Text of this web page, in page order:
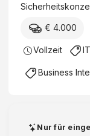
€ 4.000
Vollzeit
Business
Nur für